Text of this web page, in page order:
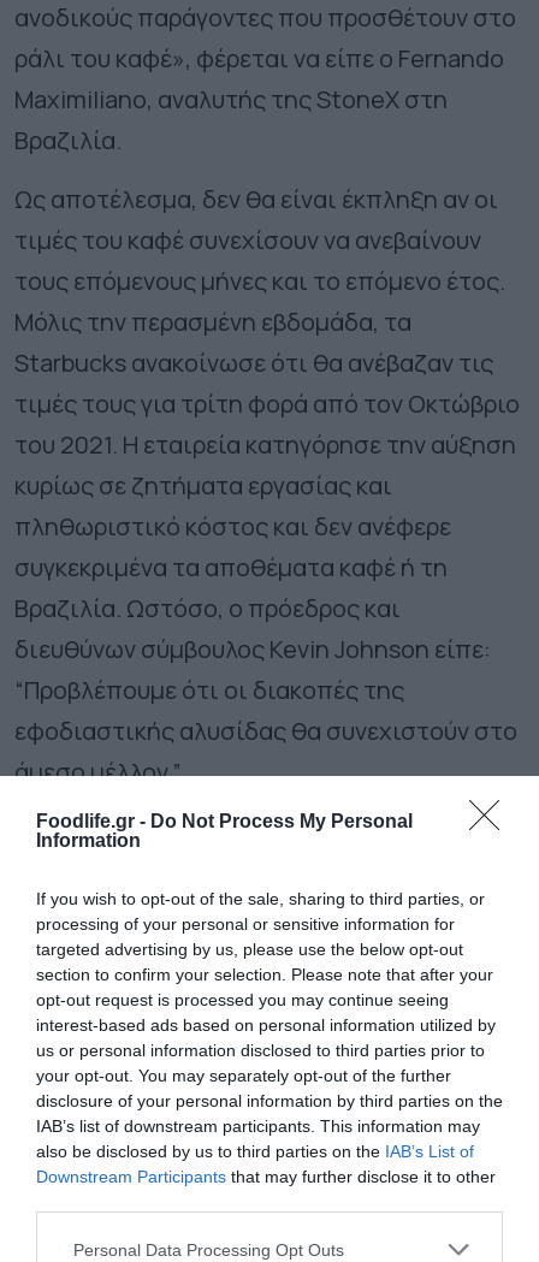
Foodlife.gr - Do Not Process My Personal
Information
If you wish to opt-out of the sale, sharing to third parties, or
processing of your personal or sensitive information for
targeted advertising by us, please use the below opt-out
section to confirm your selection. Please note that after your
opt-out request is processed you may continue seeing
interest-based ads based on personal information utilized by
us or personal information disclosed to third parties prior to
your opt-out. You may separately opt-out of the further
disclosure of your personal information by third parties on the
IAB’s list of downstream participants. This information may
also be disclosed by us to third parties on the IAB’s List of
Downstream Participants that may further disclose it to other
Please note that this website/app uses one or more Google
Personal Data Processing Opt Outs
ανοδικούς παράγοντες που προσθέτουν στο
ράλι του καφέ», φέρεται να είπε ο Fernando
Maximiliano, αναλυτής της StoneX στη
Βραζιλία.
Ως αποτέλεσμα, δεν θα είναι έκπληξη αν οι
τιμές του καφέ συνεχίσουν να ανεβαίνουν
τους επόμενους μήνες και το επόμενο έτος.
Μόλις την περασμένη εβδομάδα, τα
Starbucks ανακοίνωσε ότι θα ανέβαζαν τις
τιμές τους για τρίτη φορά από τον Οκτώβριο
του 2021. Η εταιρεία κατηγόρησε την αύξηση
κυρίως σε ζητήματα εργασίας και
πληθωριστικό κόστος και δεν ανέφερε
συγκεκριμένα τα αποθέματα καφέ ή τη
Βραζιλία. Ωστόσο, ο πρόεδρος και
διευθύνων σύμβουλος Kevin Johnson είπε:
“Προβλέπουμε ότι οι διακοπές της
εφοδιαστικής αλυσίδας θα συνεχιστούν στο
άμεσο μέλλον.”
Ακολουθήστε το
Newsκαι μάθετε πρώτοι όλες τις ειδήσεις
TAGS: ΑΠΟΘΕΜΑΤΑ ΚΑΦΕ
ΠΕΡΙΣΣΟΤΕΡA